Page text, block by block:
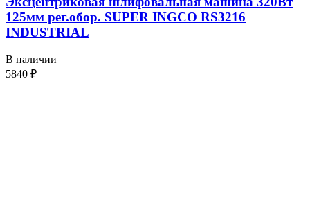
125мм рег.обор. SUPER INGCO RS3216
INDUSTRIAL
В наличии
5840 ₽